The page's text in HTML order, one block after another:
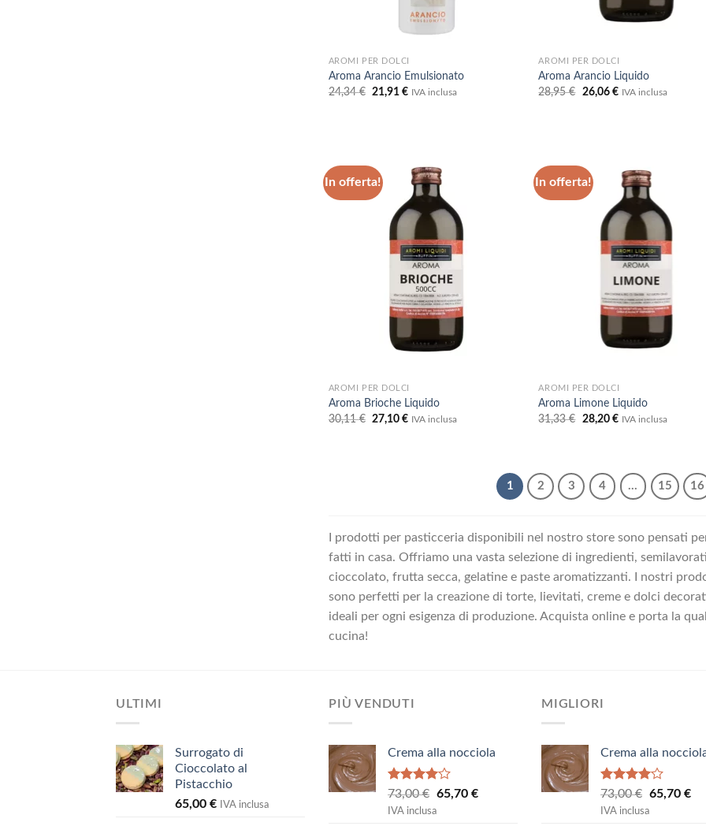
AROMI PER DOLCI
Aroma Arancio Emulsionato
24,34€
Il
21,91€IlIVA inclusa
AROMI PER DOLCI
Aroma Arancio Liquido
28,95€
Il
26,06 €IlIVA inclusa
In offerta!
AROMI PER DOLCI
Aroma Brioche Liquido
30,11€
Il
27,10€IlIVA inclusa
In offerta!
AROMI PER DOLCI
Aroma Limone Liquido
31,33€
Il
28,20 €IlIVA inclusa
1 2 3 4 … 15 16
I prodotti per pasticceria disponibili nel nostro store sono pensati
fatti in casa. Offriamo una vasta selezione di ingredienti,
cioccolato, frutta secca, gelatine e paste aromatizzanti. I nostri
sono perfetti per la creazione di torte, lievitati, creme e dolci
ideali per ogni esigenza di produzione. Acquista online e porta la
cucina!
ULTIMI
Surrogato di
Cioccolato al
Pistacchio
65,00 € IVA inclusa
PIÙ VENDUTI
Crema alla nocciola
Valutato
4.00 su
5
73,00€ Il
prezzo
65,70 €Il
IVA inclusa
MIGLIORI
Crema alla
Valutato
4.00 su
5
73,00€ Il
prezzo
65,70 €Il
IVA inclusa